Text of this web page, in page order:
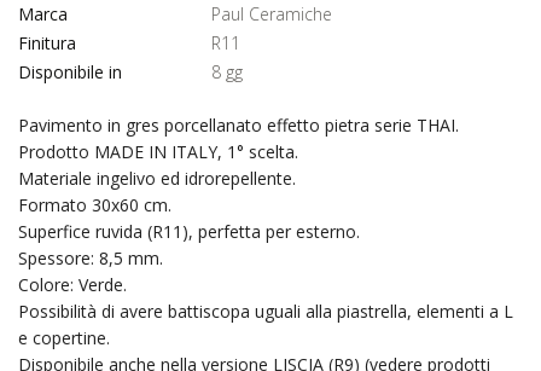
Marca
Paul Ceramiche
Finitura
R11
Disponibile in
8 gg
Pavimento in gres porcellanato effetto pietra serie THAI.
Prodotto MADE IN ITALY, 1° scelta.
Materiale ingelivo ed idrorepellente.
Formato 30x60 cm.
Superfice ruvida (R11), perfetta per esterno.
Spessore: 8,5 mm.
Colore: Verde.
Possibilità di avere battiscopa uguali alla piastrella, elementi a L
e copertine.
Disponibile anche nella versione LISCIA (R9) (vedere prodotti